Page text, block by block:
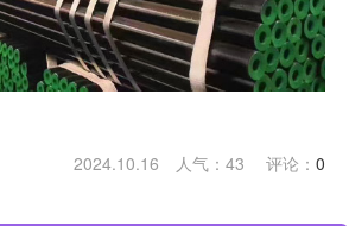
2024.10.16 人气： 43 评论： 0